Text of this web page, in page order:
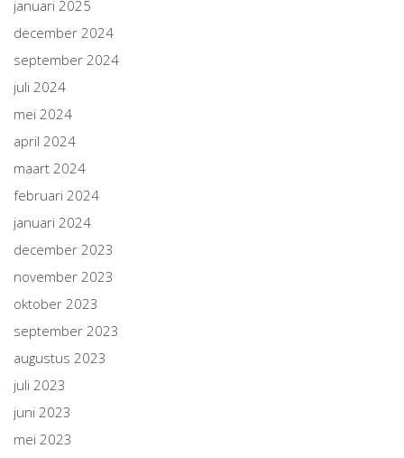
januari 2025
december 2024
september 2024
juli 2024
mei 2024
april 2024
maart 2024
februari 2024
januari 2024
december 2023
november 2023
oktober 2023
september 2023
augustus 2023
juli 2023
juni 2023
mei 2023